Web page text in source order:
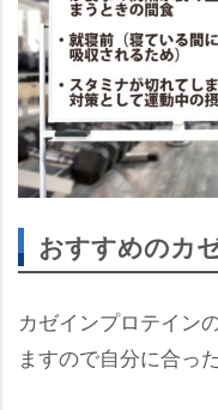
おすすめのカ
カゼインプロテイン
ますので自分に合っ